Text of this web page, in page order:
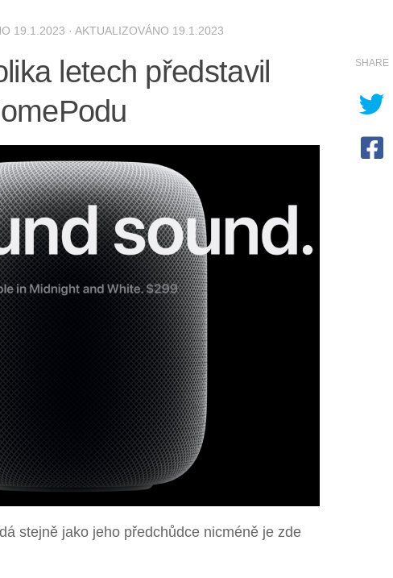
19.1.2023 · AKTUALIZOVÁNO 19.1.2023
letech představil
stejně jako jeho předchůdce nicméně je zde
SHARE